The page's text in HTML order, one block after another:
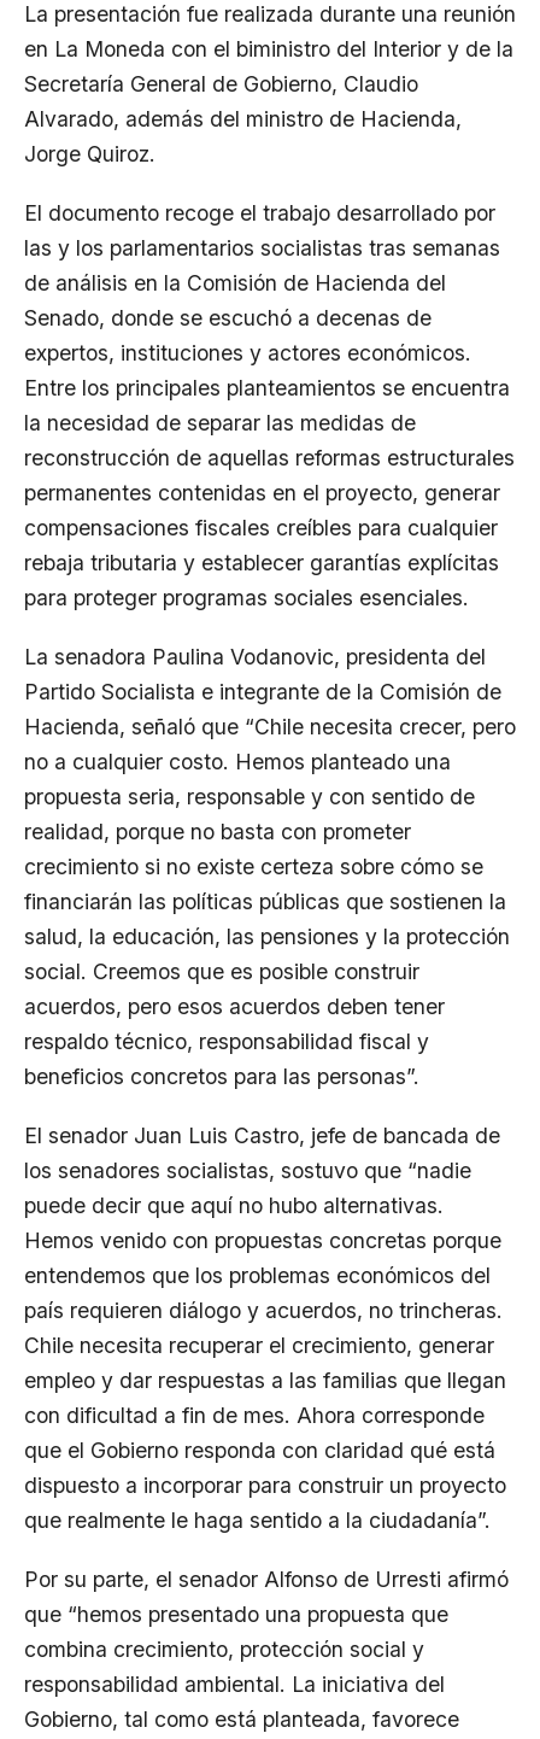
La presentación fue realizada durante una reunión
en La Moneda con el biministro del Interior y de la
Secretaría General de Gobierno, Claudio
Alvarado, además del ministro de Hacienda,
Jorge Quiroz.
El documento recoge el trabajo desarrollado por
las y los parlamentarios socialistas tras semanas
de análisis en la Comisión de Hacienda del
Senado, donde se escuchó a decenas de
expertos, instituciones y actores económicos.
Entre los principales planteamientos se encuentra
la necesidad de separar las medidas de
reconstrucción de aquellas reformas estructurales
permanentes contenidas en el proyecto, generar
compensaciones fiscales creíbles para cualquier
rebaja tributaria y establecer garantías explícitas
para proteger programas sociales esenciales.
La senadora Paulina Vodanovic, presidenta del
Partido Socialista e integrante de la Comisión de
Hacienda, señaló que “Chile necesita crecer, pero
no a cualquier costo. Hemos planteado una
propuesta seria, responsable y con sentido de
realidad, porque no basta con prometer
crecimiento si no existe certeza sobre cómo se
financiarán las políticas públicas que sostienen la
salud, la educación, las pensiones y la protección
social. Creemos que es posible construir
acuerdos, pero esos acuerdos deben tener
respaldo técnico, responsabilidad fiscal y
beneficios concretos para las personas”.
El senador Juan Luis Castro, jefe de bancada de
los senadores socialistas, sostuvo que “nadie
puede decir que aquí no hubo alternativas.
Hemos venido con propuestas concretas porque
entendemos que los problemas económicos del
país requieren diálogo y acuerdos, no trincheras.
Chile necesita recuperar el crecimiento, generar
empleo y dar respuestas a las familias que llegan
con dificultad a fin de mes. Ahora corresponde
que el Gobierno responda con claridad qué está
dispuesto a incorporar para construir un proyecto
que realmente le haga sentido a la ciudadanía”.
Por su parte, el senador Alfonso de Urresti afirmó
que “hemos presentado una propuesta que
combina crecimiento, protección social y
responsabilidad ambiental. La iniciativa del
Gobierno, tal como está planteada, favorece